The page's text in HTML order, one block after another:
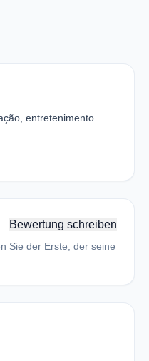
entretenimento
Bewertung schreiben
Sie der Erste, der seine